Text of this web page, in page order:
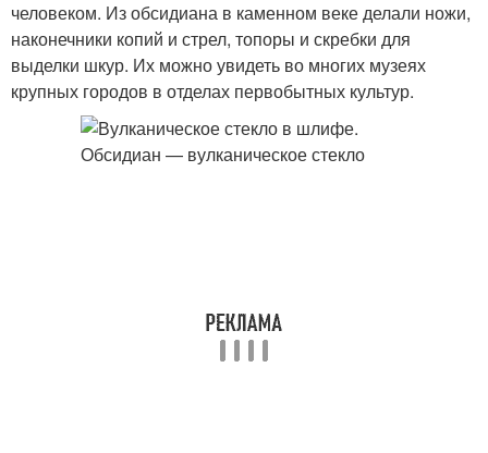
человеком. Из обсидиана в каменном веке делали ножи,
наконечники копий и стрел, топоры и скребки для
выделки шкур. Их можно увидеть во многих музеях
крупных городов в отделах первобытных культур.